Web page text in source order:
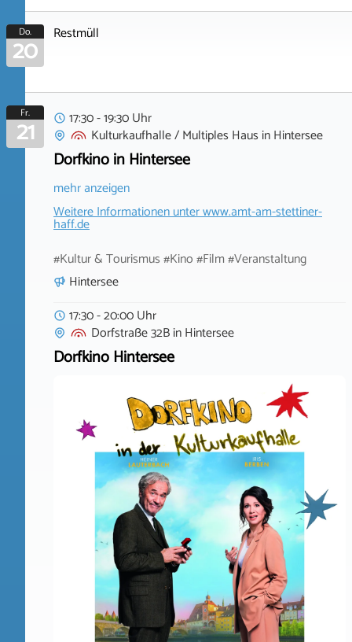
Do.
20 Restmüll
Fr.
21
17:30 - 19:30 Uhr
Kulturkaufhalle / Multiples Haus inHintersee
Dorfkino in Hintersee
mehr anzeigen
Weitere Informationen unterwww.amt-am-stettiner-
haff.de
#Kultur & Tourismus #Kino #Film #Veranstaltung
Hintersee
17:30 - 20:00 Uhr
Dorfstraße 32BinHintersee
Dorfkino Hintersee